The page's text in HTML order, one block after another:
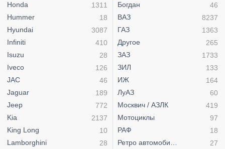
Honda
1311
Hummer
18
Hyundai
3087
Infiniti
410
Isuzu
28
Iveco
126
JAC
46
Jaguar
189
Jeep
772
Kia
2137
King Long
10
Lamborghini
28
Богдан
46
ВАЗ
8237
ГАЗ
1363
Другое
265
ЗАЗ
1733
ЗИЛ
133
ИЖ
164
ЛуАЗ
60
Москвич / АЗЛК
419
Мотоциклы
97
РАФ
18
Ретро автомобили
27